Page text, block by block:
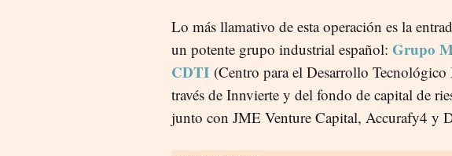
Lo más llamativo de esta operación es la
un potente grupo industrial español: Grupo
CDTI (Centro para el Desarrollo
través de Innvierte y del fondo de capital de
junto con JME Venture Capital, Accurafy4 y